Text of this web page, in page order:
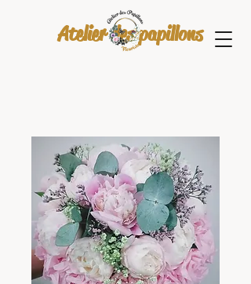
Atelier des papillons